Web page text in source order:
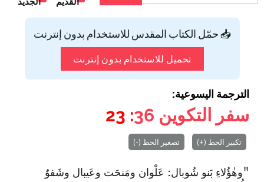
📥 حمّل الكتاب المقدس للاستخدام بدون إنترنت
تحميل للاستخدام بدون إنترنت
الترجمة اليسوعية:
سفر التكوين 36
: 23
تكبير الخط (+) تصغير الخط (-)
"وهٰؤُلاءِ بَنو شُوبال: عَلْوان ومَنحَت وعَيبال وشَفوٌ